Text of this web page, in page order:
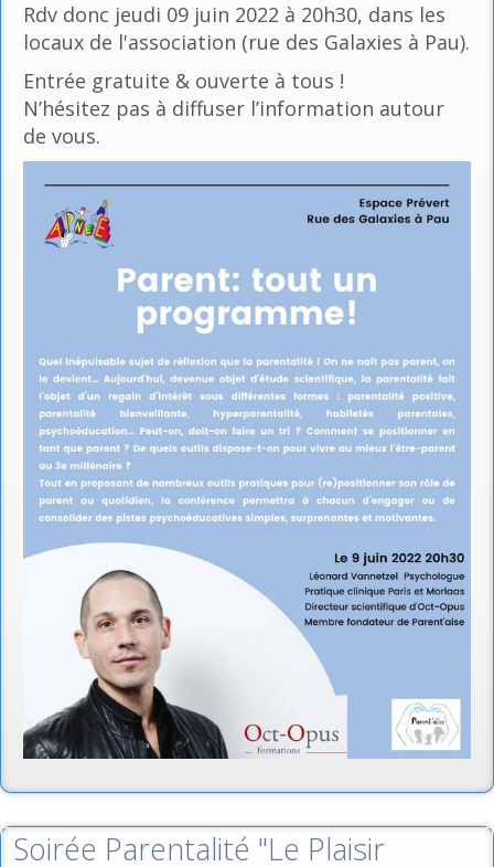
Rdv donc jeudi 09 juin 2022 à 20h30, dans les
locaux de l'association (rue des Galaxies à Pau).
Entrée gratuite & ouverte à tous !
N’hésitez pas à diffuser l’information autour
de vous.
Soirée Parentalité "Le Plaisir